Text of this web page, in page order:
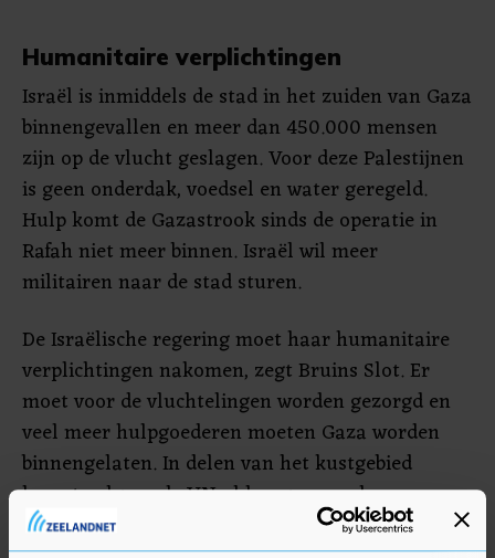
Humanitaire verplichtingen
Israël is inmiddels de stad in het zuiden van Gaza
binnengevallen en meer dan 450.000 mensen
zijn op de vlucht geslagen. Voor deze Palestijnen
is geen onderdak, voedsel en water geregeld.
Hulp komt de Gazastrook sinds de operatie in
Rafah niet meer binnen. Israël wil meer
militairen naar de stad sturen.
De Israëlische regering moet haar humanitaire
verplichtingen nakomen, zegt Bruins Slot. Er
moet voor de vluchtelingen worden gezorgd en
veel meer hulpgoederen moeten Gaza worden
binnengelaten. In delen van het kustgebied
heerst volgens de VN al hongersnood.